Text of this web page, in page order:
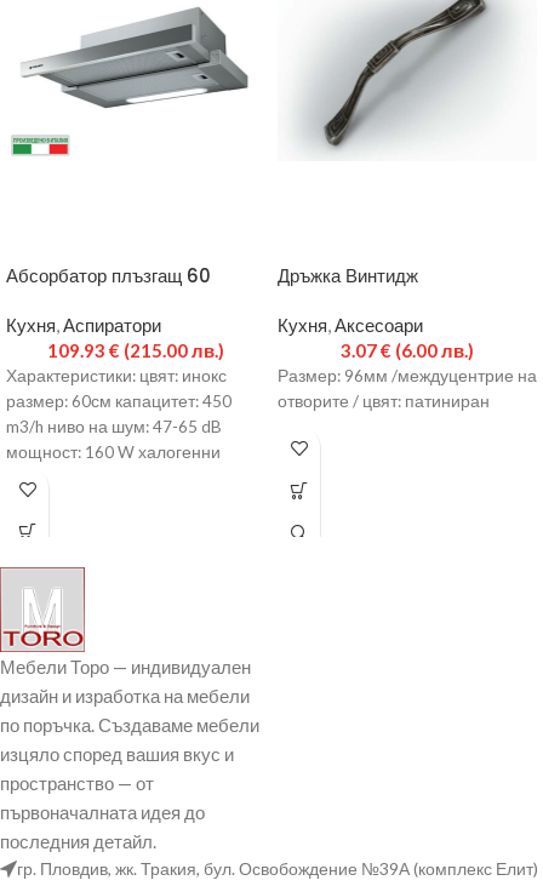
Абсорбатор плъзгащ 60
Кухня,Аспиратори
109.93 € (215.00 лв.)
Характеристики: цвят: инокс
размер: 60см капацитет: 450
m3/h ниво на шум: 47-65 dB
мощност: 160 W халогенни
гаранция
Дръжка Винтидж
Кухня,Аксесоари
3.07€ (6.00 лв.)
Размер: 96мм /междуцентрие на
отворите / цвят: патиниран
Мебели Торо — индивидуален
дизайн и изработка на мебели
по поръчка. Създаваме мебели
изцяло според вашия вкус и
пространство — от
първоначалната идея до
последния детайл.
гр. Пловдив, жк. Тракия, бул. Освобождение №39А (комплекс Елит)